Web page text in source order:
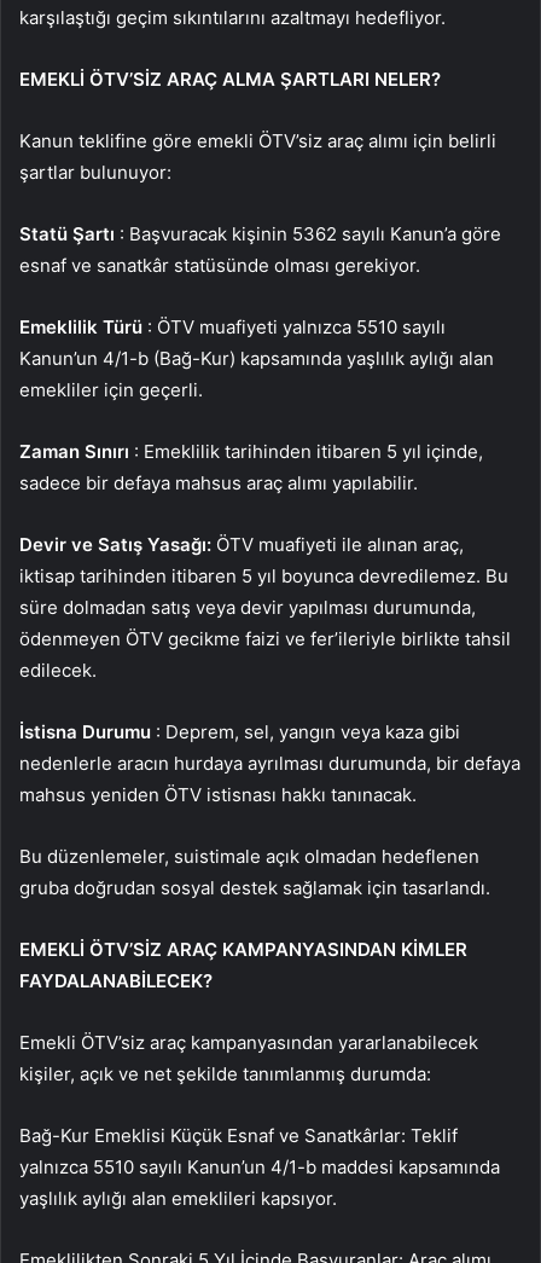
karşılaştığı geçim sıkıntılarını azaltmayı hedefliyor.
EMEKLİ ÖTV’SİZ ARAÇ ALMA ŞARTLARI NELER?
Kanun teklifine göre emekli ÖTV’siz araç alımı için belirli
şartlar bulunuyor:
Statü Şartı : Başvuracak kişinin 5362 sayılı Kanun’a göre
esnaf ve sanatkâr statüsünde olması gerekiyor.
Emeklilik Türü : ÖTV muafiyeti yalnızca 5510 sayılı
Kanun’un 4/1-b (Bağ-Kur) kapsamında yaşlılık aylığı alan
emekliler için geçerli.
Zaman Sınırı : Emeklilik tarihinden itibaren 5 yıl içinde,
sadece bir defaya mahsus araç alımı yapılabilir.
Devir ve Satış Yasağı: ÖTV muafiyeti ile alınan araç,
iktisap tarihinden itibaren 5 yıl boyunca devredilemez. Bu
süre dolmadan satış veya devir yapılması durumunda,
ödenmeyen ÖTV gecikme faizi ve fer’ileriyle birlikte tahsil
edilecek.
İstisna Durumu : Deprem, sel, yangın veya kaza gibi
nedenlerle aracın hurdaya ayrılması durumunda, bir defaya
mahsus yeniden ÖTV istisnası hakkı tanınacak.
Bu düzenlemeler, suistimale açık olmadan hedeflenen
gruba doğrudan sosyal destek sağlamak için tasarlandı.
EMEKLİ ÖTV’SİZ ARAÇ KAMPANYASINDAN KİMLER
FAYDALANABİLECEK?
Emekli ÖTV’siz araç kampanyasından yararlanabilecek
kişiler, açık ve net şekilde tanımlanmış durumda:
Bağ-Kur Emeklisi Küçük Esnaf ve Sanatkârlar: Teklif
yalnızca 5510 sayılı Kanun’un 4/1-b maddesi kapsamında
yaşlılık aylığı alan emeklileri kapsıyor.